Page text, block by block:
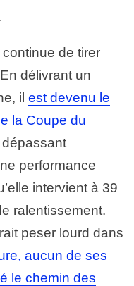
de tirer
délivrant un
il est devenu le
la Coupe du
dépassant
performance
intervient à 39
ralentissement.
peser lourd dans
aucun de ses
le chemin des